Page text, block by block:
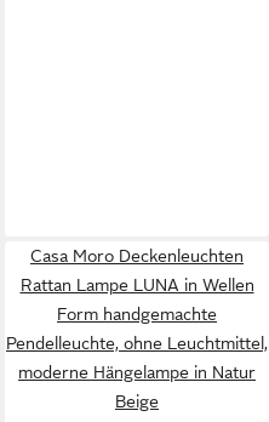
Casa Moro Deckenleuchten
Rattan Lampe LUNA in Wellen
Form handgemachte
Pendelleuchte, ohne Leuchtmittel,
moderne Hängelampe in Natur
Beige